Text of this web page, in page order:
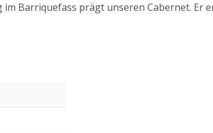
Barriquefass prägt unseren Cabernet. Er